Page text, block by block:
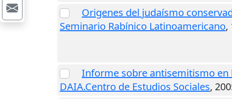
Origenes del judaísmo
Seminario Rabínico Latinoamericano,
Informe sobre antisemitismo en
DAIA.Centro de Estudios Sociales,